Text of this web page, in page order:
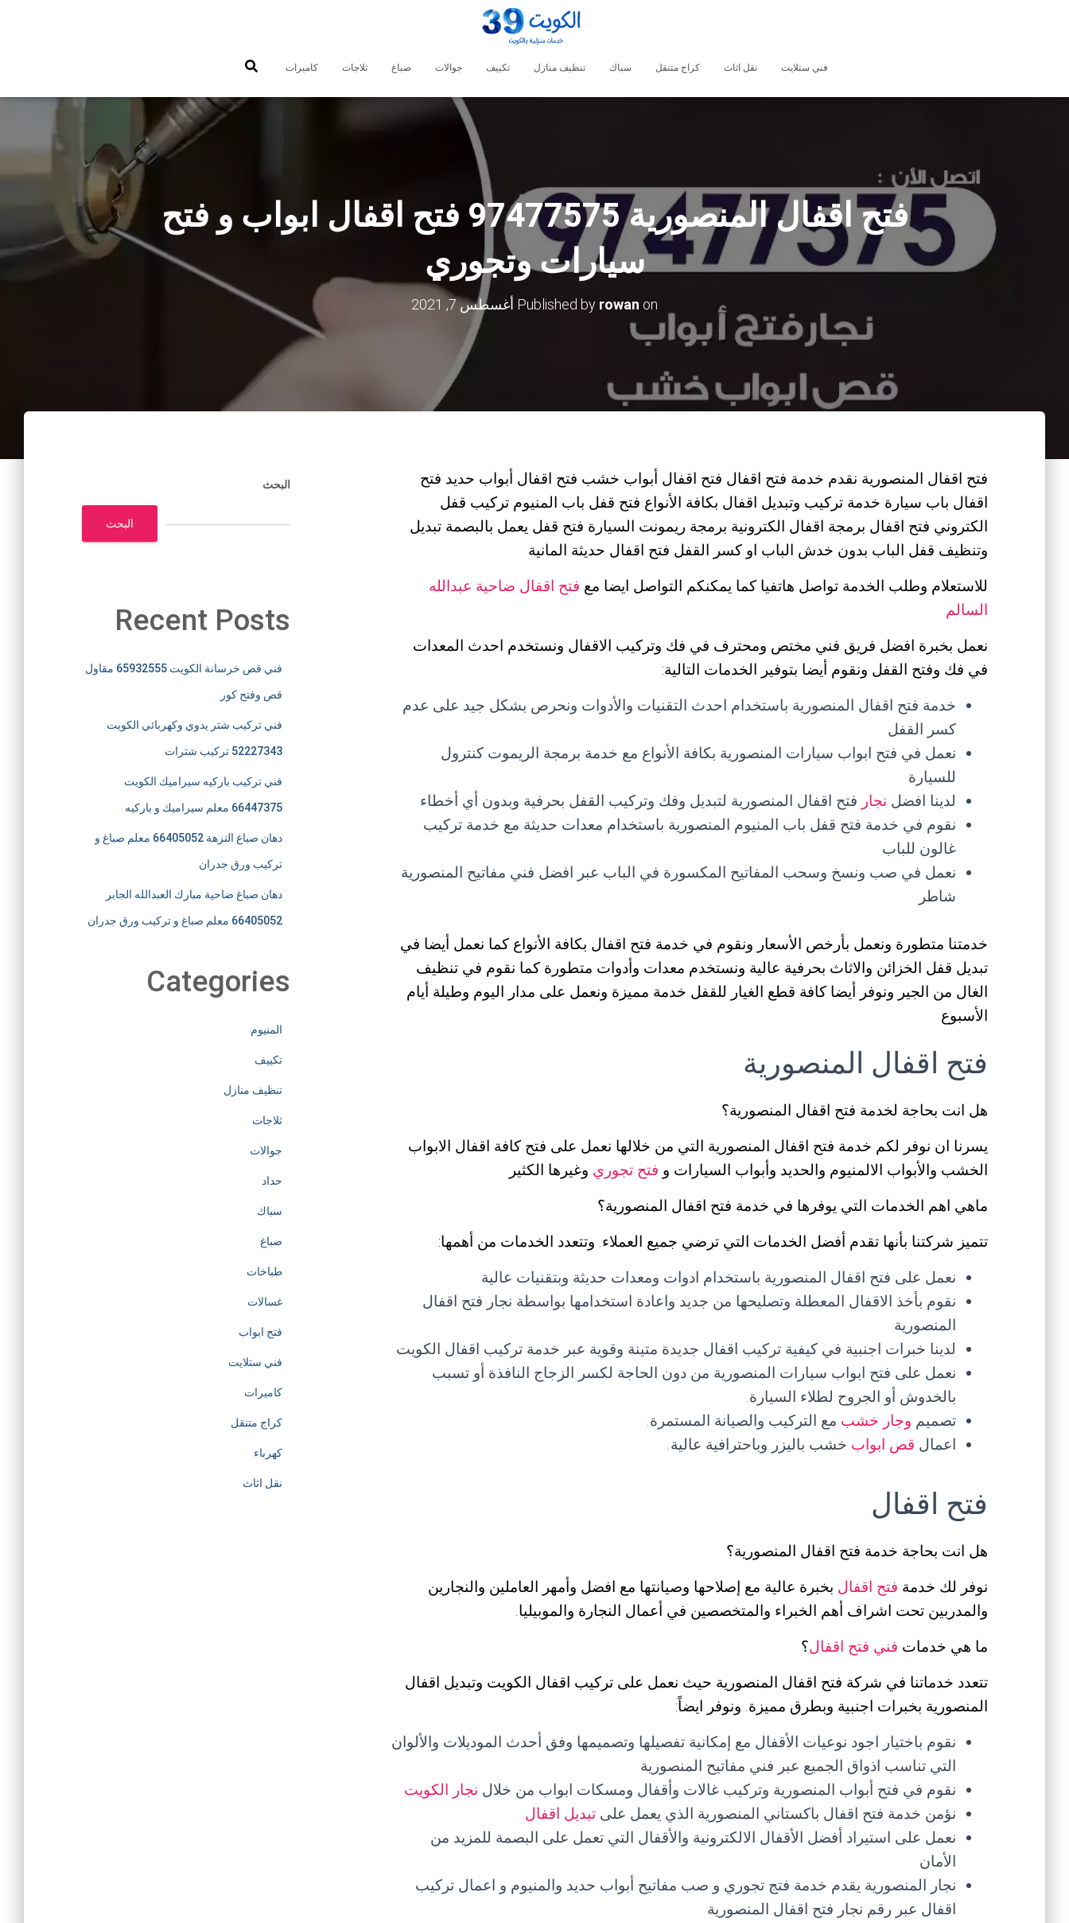
فني ستلايت نقل اثاث كراج متنقل سباك تنظيف منازل تكييف جوالات صباغ ثلاجات كاميرات
فتح اقفال المنصورية 97477575 فتح اقفال ابواب و فتح
سيارات وتجوري
Published by rowan on أغسطس 7, 2021
فتح اقفال المنصورية نقدم خدمة فتح اقفال فتح اقفال أبواب خشب فتح اقفال أبواب حديد فتح
اقفال باب سيارة خدمة تركيب وتبديل اقفال بكافة الأنواع فتح قفل باب المنيوم تركيب قفل
الكتروني فتح اقفال برمجة اقفال الكترونية برمجة ريمونت السيارة فتح قفل يعمل بالبصمة تبديل
وتنظيف قفل الباب بدون خدش الباب او كسر القفل فتح اقفال حديثة المانية
للاستعلام وطلب الخدمة تواصل هاتفيا كما يمكنكم التواصل ايضا مع فتح اقفال ضاحية عبدالله
السالم
نعمل بخبرة افضل فريق فني مختص ومحترف في فك وتركيب الاقفال ونستخدم احدث المعدات
في فك وفتح القفل ونقوم أيضا بتوفير الخدمات التالية:
خدمة فتح اقفال المنصورية باستخدام احدث التقنيات والأدوات ونحرص بشكل جيد على عدم
كسر القفل
نعمل في فتح ابواب سيارات المنصورية بكافة الأنواع مع خدمة برمجة الريموت كنترول
للسيارة
لدينا افضل نجار فتح اقفال المنصورية لتبديل وفك وتركيب القفل بحرفية وبدون أي أخطاء
نقوم في خدمة فتح قفل باب المنيوم المنصورية باستخدام معدات حديثة مع خدمة تركيب
غالون للباب
نعمل في صب ونسخ وسحب المفاتيح المكسورة في الباب عبر افضل فني مفاتيح المنصورية
شاطر
خدمتنا متطورة ونعمل بأرخص الأسعار ونقوم في خدمة فتح اقفال بكافة الأنواع كما نعمل أيضا في
تبديل قفل الخزائن والاثاث بحرفية عالية ونستخدم معدات وأدوات متطورة كما نقوم في تنظيف
الغال من الجير ونوفر أيضا كافة قطع الغيار للقفل خدمة مميزة ونعمل على مدار اليوم وطيلة أيام
الأسبوع
فتح اقفال المنصورية
هل انت بحاجة لخدمة فتح اقفال المنصورية؟
يسرنا ان نوفر لكم خدمة فتح اقفال المنصورية التي من خلالها نعمل على فتح كافة اقفال الابواب
الخشب والأبواب الالمنيوم والحديد وأبواب السيارات و فتح تجوري وغيرها الكثير
ماهي اهم الخدمات التي يوفرها في خدمة فتح اقفال المنصورية؟
تتميز شركتنا بأنها تقدم أفضل الخدمات التي ترضي جميع العملاء. وتتعدد الخدمات من أهمها:
نعمل على فتح اقفال المنصورية باستخدام ادوات ومعدات حديثة وبتقنيات عالية
نقوم بأخذ الاقفال المعطلة وتصليحها من جديد واعادة استخدامها بواسطة نجار فتح اقفال
المنصورية
لدينا خبرات اجنبية في كيفية تركيب اقفال جديدة متينة وقوية عبر خدمة تركيب اقفال الكويت
نعمل على فتح ابواب سيارات المنصورية من دون الحاجة لكسر الزجاج النافذة أو تسبب
بالخدوش أو الجروح لطلاء السيارة.
تصميم وجار خشب مع التركيب والصيانة المستمرة.
اعمال قص ابواب خشب باليزر وباحترافية عالية.
فتح اقفال
هل انت بحاجة خدمة فتح اقفال المنصورية؟
نوفر لك خدمة فتح اقفال بخبرة عالية مع إصلاحها وصيانتها مع افضل وأمهر العاملين والنجارين
والمدربين تحت اشراف أهم الخبراء والمتخصصين في أعمال النجارة والموبيليا.
ما هي خدمات فني فتح اقفال؟
تتعدد خدماتنا في شركة فتح اقفال المنصورية حيث نعمل على تركيب اقفال الكويت وتبديل اقفال
المنصورية بخبرات اجنبية وبطرق مميزة. ونوفر ايضاً:
نقوم باختيار اجود نوعيات الأقفال مع إمكانية تفصيلها وتصميمها وفق أحدث الموديلات والألوان
التي تناسب اذواق الجميع عبر فني مفاتيح المنصورية
نقوم في فتح أبواب المنصورية وتركيب غالات وأقفال ومسكات ابواب من خلال نجار الكويت
نؤمن خدمة فتح اقفال باكستاني المنصورية الذي يعمل على تبديل اقفال
نعمل على استيراد أفضل الأقفال الالكترونية والأقفال التي تعمل على البصمة للمزيد من
الأمان
نجار المنصورية يقدم خدمة فتج تجوري و صب مفاتيح أبواب حديد والمنيوم و اعمال تركيب
اقفال عبر رقم نجار فتح اقفال المنصورية
البحث
البحث
Recent Posts
فني قص خرسانة الكويت 65932555 مقاول
قص وفتح كور
فني تركيب شتر يدوي وكهربائي الكويت
52227343 تركيب شترات
فني تركيب باركيه سيراميك الكويت
66447375 معلم سيراميك و باركيه
دهان صباغ النزهة 66405052 معلم صباغ و
تركيب ورق جدران
دهان صباغ ضاحية مبارك العبدالله الجابر
66405052 معلم صباغ و تركيب ورق جدران
Categories
المنيوم
تكييف
تنظيف منازل
ثلاجات
جوالات
حداد
سباك
صباغ
طباخات
غسالات
فتح ابواب
فني ستلايت
كاميرات
كراج متنقل
كهرباء
نقل اثاث